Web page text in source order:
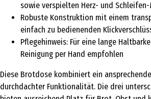
sowie verspielten Herz- und
Robuste Konstruktion mit einem
einfach zu bedienenden
Pflegehinweis: Für eine lange
Reinigung per Hand empfohlen
Diese Brotdose kombiniert ein
durchdachter Funktionalität. Die drei